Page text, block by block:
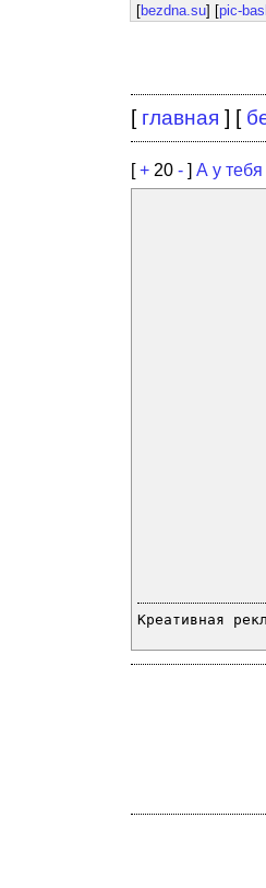
[bezdna.su] [pic-
[ главная ] [
[+ 20 - ] А у
Креативная